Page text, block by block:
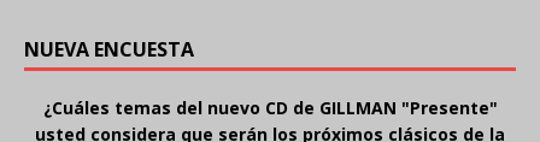
NUEVA ENCUESTA
¿Cuáles temas del nuevo CD de GILLMAN "Presente"
usted considera que serán los próximos clásicos de la